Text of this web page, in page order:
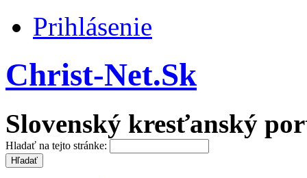
Prihlásenie
Christ-Net.Sk
Slovenský kresťanský
Hladať na tejto stránke: